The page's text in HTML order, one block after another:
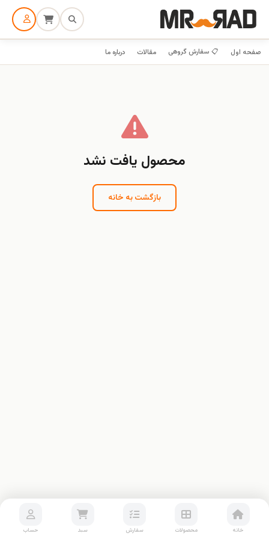
صفحه اول 📋 سفارش گروهی مقالات درباره ما
محصول یافت نشد
بازگشت به خانه
خانه محصولات سفارش سبد حساب